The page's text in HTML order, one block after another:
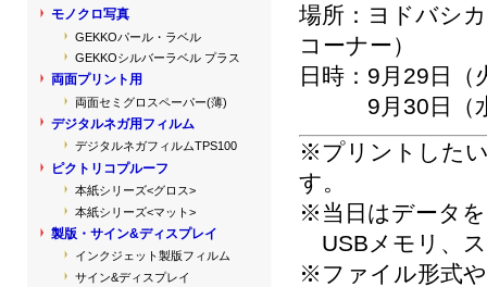
場所：ヨドバシ
コーナー）
日時：9月29日（
9月30日（水
※プリントした
す。
※当日はデータ
USBメモリ、
※ファイル形式
モノクロ写真
GEKKOパール・ラベル
GEKKOシルバーラベル プラス
両面プリント用
両面セミグロスペーパー(薄)
デジタルネガ用フィルム
デジタルネガフィルムTPS100
ピクトリコプルーフ
本紙シリーズ<グロス>
本紙シリーズ<マット>
製版・サイン&ディスプレイ
インクジェット製版フィルム
サイン&ディスプレイ